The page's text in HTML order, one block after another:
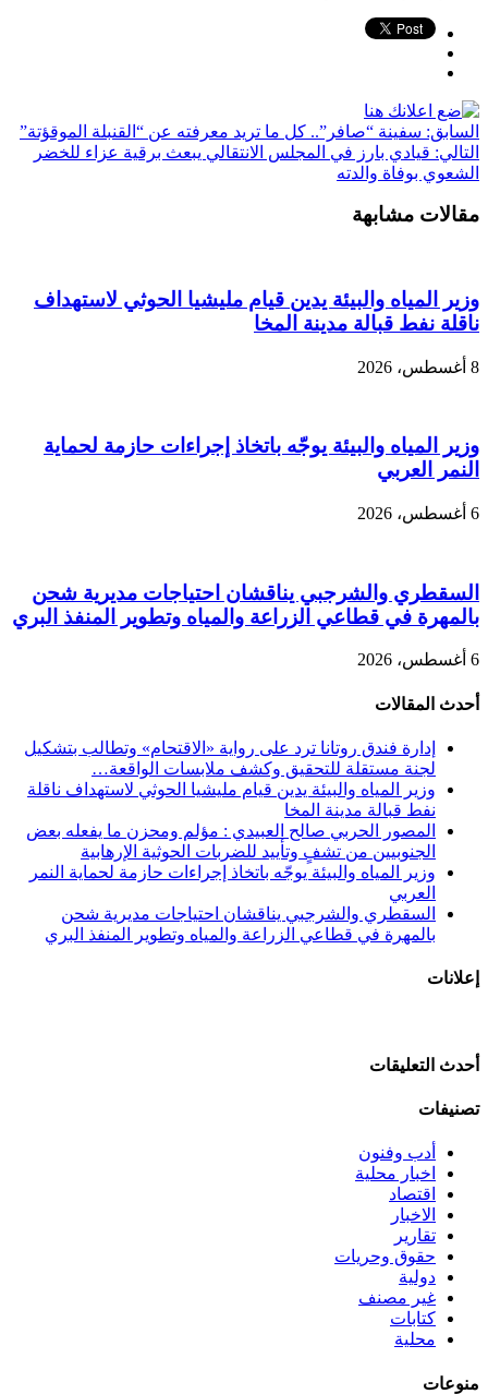
السابق: سفينة “صافر”.. كل ما تريد معرفته عن “القنبلة الموقؤتة”
التالي: قيادي بارز في المجلس الانتقالي يبعث برقية عزاء للخضر
الشعوي بوفاة والدته
مقالات مشابهة
وزير المياه والبيئة يدين قيام مليشيا الحوثي لاستهداف
ناقلة نفط قبالة مدينة المخا
8 أغسطس، 2026
وزير المياه والبيئة يوجّه باتخاذ إجراءات حازمة لحماية
النمر العربي
6 أغسطس، 2026
السقطري والشرجبي يناقشان احتياجات مديرية شحن
بالمهرة في قطاعي الزراعة والمياه وتطوير المنفذ البري
6 أغسطس، 2026
أحدث المقالات
إدارة فندق روتانا ترد على رواية «الاقتحام» وتطالب بتشكيل
لجنة مستقلة للتحقيق وكشف ملابسات الواقعة…
وزير المياه والبيئة يدين قيام مليشيا الحوثي لاستهداف ناقلة
نفط قبالة مدينة المخا
المصور الحربي صالح العبيدي : مؤلم ومحزن ما يفعله بعض
الجنوبيين من تشفٍ وتأييد للضربات الحوثية الإرهابية
وزير المياه والبيئة يوجّه باتخاذ إجراءات حازمة لحماية النمر
العربي
السقطري والشرجبي يناقشان احتياجات مديرية شحن
بالمهرة في قطاعي الزراعة والمياه وتطوير المنفذ البري
إعلانات
أحدث التعليقات
تصنيفات
أدب وفنون
اخبار محلية
اقتصاد
الاخبار
تقارير
حقوق وحريات
دولية
غير مصنف
كتابات
محلية
منوعات